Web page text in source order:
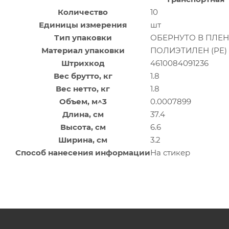
Количество
10
Единицы измерения
шт
Тип упаковки
ОБЕРНУТО В
Материал упаковки
ПОЛИЭТИЛЕН (PE)
Штрихкод
4610084091236
Вес брутто, кг
1.8
Вес нетто, кг
1.8
Объем, м^3
0.0007899
Длина, см
37.4
Высота, см
6.6
Ширина, см
3.2
Способ нанесения информацииНа стикер